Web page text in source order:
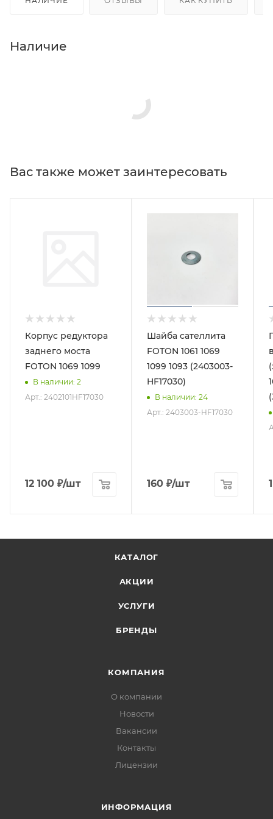
Наличие
Вас также может заинтересовать
Корпус редуктора
заднего моста
FOTON 1069 1099
В наличии: 2
Арт.: 2402101HF17030
12 100 ₽/шт
Шайба сателлита
FOTON 1061 1069
1099 1093 (2403003-
HF17030)
В наличии: 24
Арт.: 2403003-HF17030
160 ₽/шт
КАТАЛОГ
АКЦИИ
УСЛУГИ
БРЕНДЫ
КОМПАНИЯ
О компании
Новости
Вакансии
Контакты
Лицензии
ИНФОРМАЦИЯ